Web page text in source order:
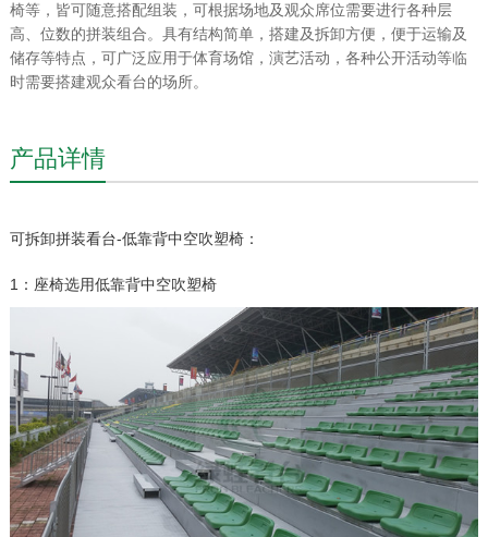
椅等，皆可随意搭配组装，可根据场地及观众席位需要进行各种层
高、位数的拼装组合。具有结构简单，搭建及拆卸方便，便于运输及
储存等特点，可广泛应用于体育场馆，演艺活动，各种公开活动等临
时需要搭建观众看台的场所。
产品详情
可拆卸拼装看台-低靠背中空吹塑椅：
1：座椅选用低靠背中空吹塑椅